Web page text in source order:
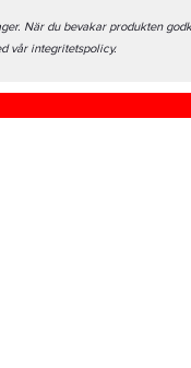
När du bevakar produkten
vår integritetspolicy.